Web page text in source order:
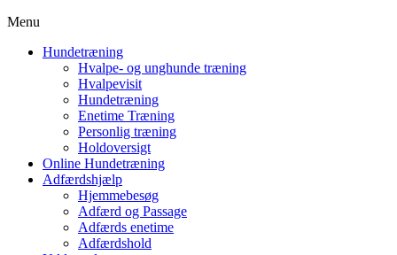
Menu
Hundetræning
Hvalpe- og unghunde træning
Hvalpevisit
Hundetræning
Enetime Træning
Personlig træning
Holdoversigt
Online Hundetræning
Adfærdshjælp
Hjemmebesøg
Adfærd og Passage
Adfærds enetime
Adfærdshold